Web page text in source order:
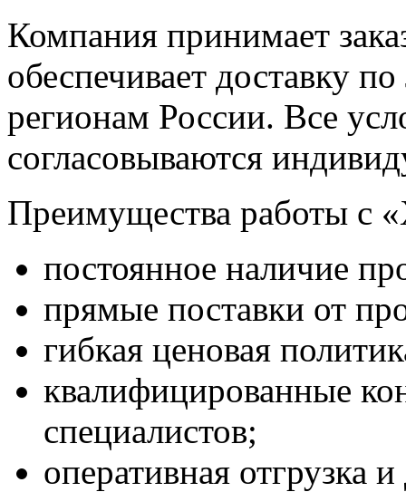
Компания принимает
обеспечивает доставку
регионам России. Все
согласовываются
Преимущества работы
постоянное наличие
прямые поставки от
гибкая ценовая
квалифицированные
специалистов;
оперативная отгрузка и